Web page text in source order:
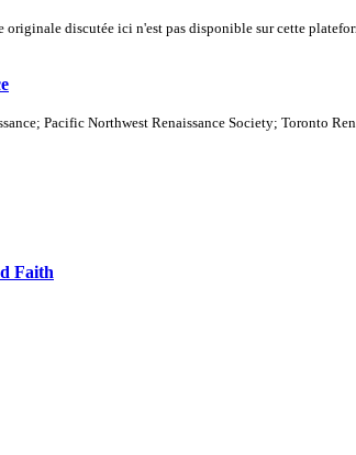
discutée ici n'est pas disponible sur cette
Pacific Northwest Renaissance Society; Toronto
Faith